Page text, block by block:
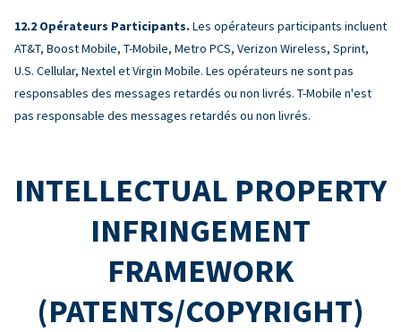
Opérateurs Participants. Les opérateurs participants incluent
AT&T, Boost Mobile, T-Mobile, Metro PCS, Verizon Wireless, Sprint,
U.S. Cellular, Nextel et Virgin Mobile. Les opérateurs ne sont pas
responsables des messages retardés ou non livrés. T-Mobile n'est
pas responsable des messages retardés ou non livrés.
INTELLECTUAL PROPERTY
INFRINGEMENT
FRAMEWORK
(PATENTS/COPYRIGHT)